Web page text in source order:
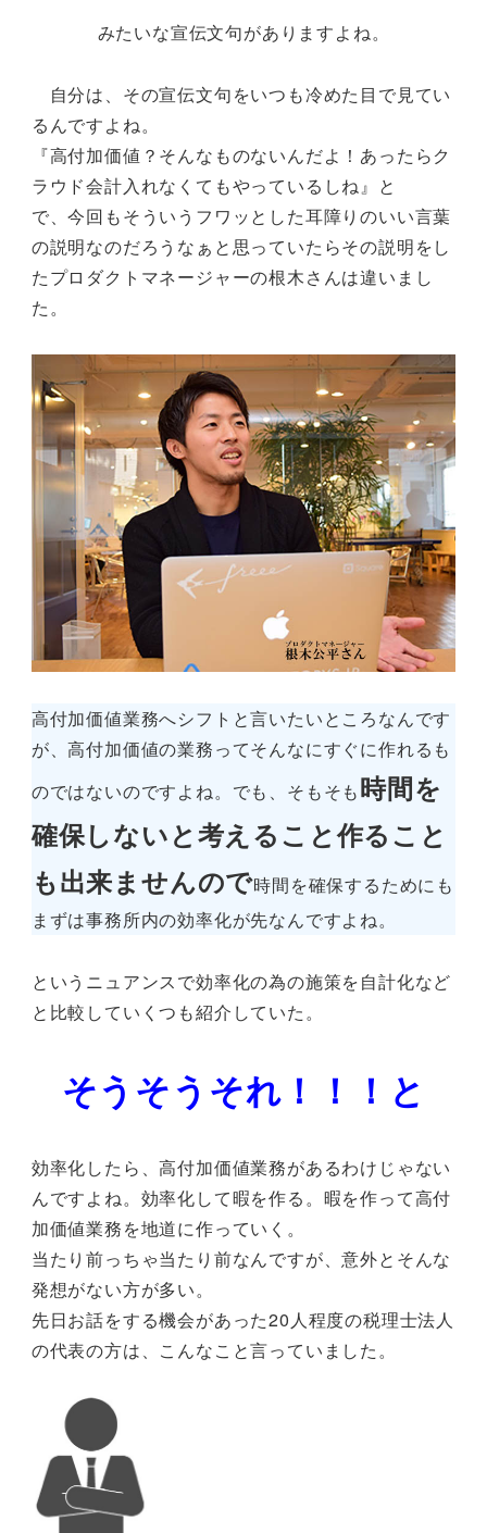
みたいな宣伝文句がありますよね。
自分は、その宣伝文句をいつも冷めた目で見てい
るんですよね。
『高付加価値？そんなものないんだよ！あったらク
ラウド会計入れなくてもやっているしね』と
で、今回もそういうフワッとした耳障りのいい言葉
の説明なのだろうなぁと思っていたらその説明をし
たプロダクトマネージャーの根木さんは違いまし
た。
高付加価値業務へシフトと言いたいところなんです
が、高付加価値の業務ってそんなにすぐに作れるも
のではないのですよね。でも、そもそも時間を
確保しないと考えること作ること
も出来ませんので時間を確保するためにも
まずは事務所内の効率化が先なんですよね。
というニュアンスで効率化の為の施策を自計化など
と比較していくつも紹介していた。
そうそうそれ！！！と
効率化したら、高付加価値業務があるわけじゃない
んですよね。効率化して暇を作る。暇を作って高付
加価値業務を地道に作っていく。
当たり前っちゃ当たり前なんですが、意外とそんな
発想がない方が多い。
先日お話をする機会があった20人程度の税理士法人
の代表の方は、こんなこと言っていました。